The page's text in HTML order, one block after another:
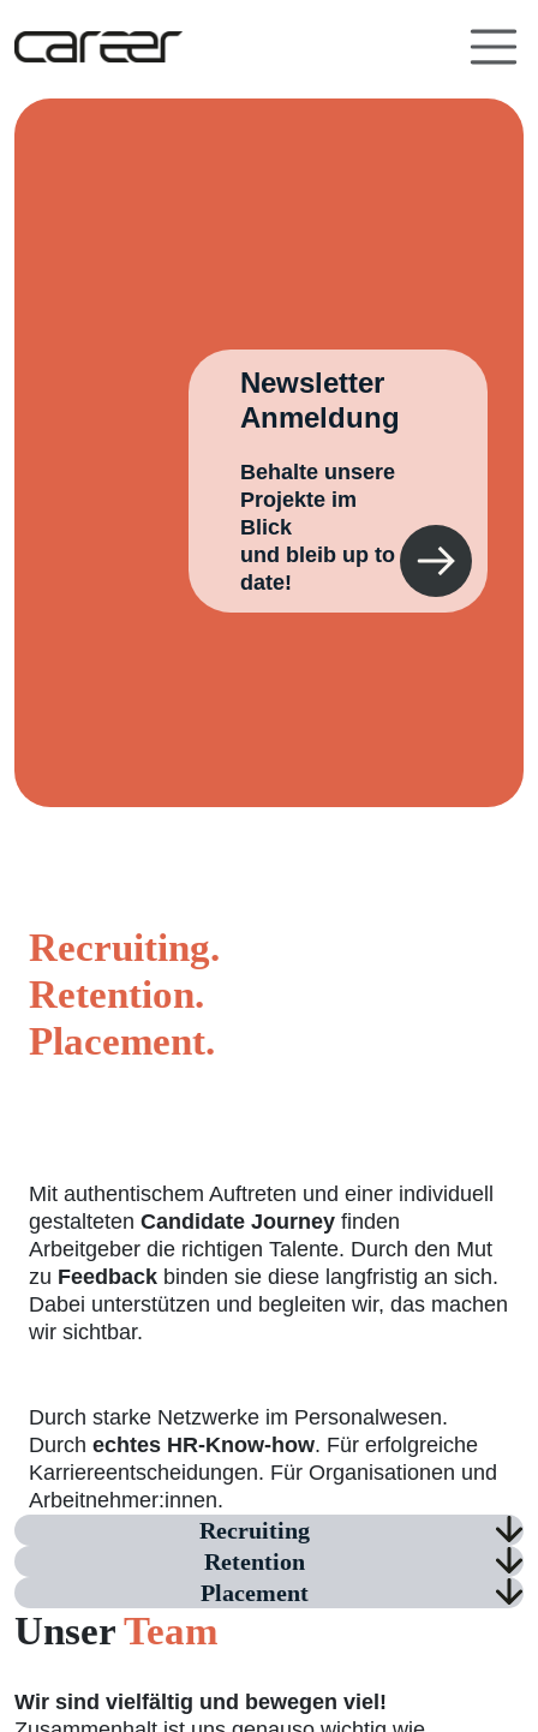
Zum Inhalt der Seite springen
Newsletter
Anmeldung
Behalte unsere
Projekte im
Blick
und bleib up to
date!
Recruiting.
Retention.
Placement.
Mit authentischem Auftreten und einer individuell
gestalteten Candidate Journey finden
Arbeitgeber die richtigen Talente. Durch den Mut
zu Feedback binden sie diese langfristig an sich.
Dabei unterstützen und begleiten wir, das machen
wir sichtbar.
Durch starke Netzwerke im Personalwesen.
Durch echtes HR-Know-how. Für erfolgreiche
Karriereentscheidungen. Für Organisationen und
Arbeitnehmer:innen.
Recruiting
Retention
Placement
UnserTeam
Wir sind vielfältig und bewegen viel!